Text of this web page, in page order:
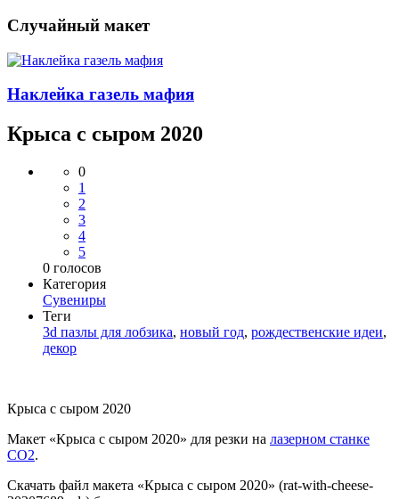
Случайный макет
Наклейка газель мафия
Крыса с сыром 2020
0
1
2
3
4
5
0 голосов
Категория
Сувениры
Теги
3d пазлы для лобзика, новый год, рождественские идеи,
декор
Крыса с сыром 2020
Макет «Крыса с сыром 2020» для резки на лазерном станке
СО2.
Скачать файл макета «Крыса с сыром 2020» (rat-with-cheese-